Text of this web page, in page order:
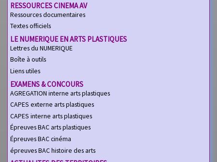
RESSOURCES CINEMA AV
Ressources documentaires
Textes officiels
LE NUMERIQUE EN ARTS PLASTIQUES
Lettres du NUMERIQUE
Boîte à outils
Liens utiles
EXAMENS & CONCOURS
AGREGATION interne arts plastiques
CAPES externe arts plastiques
CAPES interne arts plastiques
Épreuves BAC arts plastiques
Épreuves BAC cinéma
épreuves BAC histoire des arts